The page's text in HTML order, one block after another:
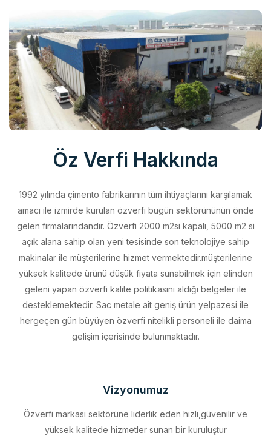
Öz Verfi Hakkında
1992 yılında çimento fabrikarının tüm ihtiyaçlarını karşılamak
gelen firmalarındandır. Özverfi 2000 m2si kapalı, 5000 m2 si
açık alana sahip olan yeni tesisinde son teknolojiye sahip
makinalar ile müşterilerine hizmet vermektedir.müşterilerine
yüksek kalitede ürünü düşük fiyata sunabilmek için elinden
geleni yapan özverfi kalite politikasını aldığı belgeler ile
desteklemektedir. Sac metale ait geniş ürün yelpazesi ile
hergeçen gün büyüyen özverfi nitelikli personeli ile daima
gelişim içerisinde bulunmaktadır.
Özverfi markası sektörüne liderlik eden hızlı,güvenilir ve